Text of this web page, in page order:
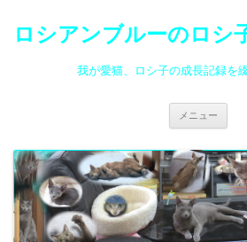
ロシアンブルーのロシ
我が愛猫、ロシ子の成長記録を
メニュー
ツ
へ
ス
キ
ッ
プ